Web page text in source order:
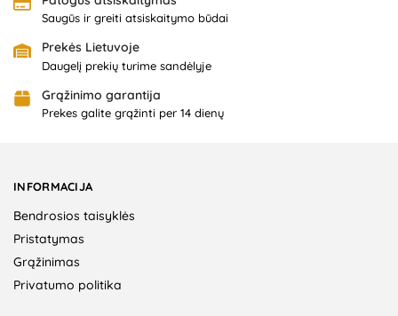
Saugūs ir greiti atsiskaitymo būdai
Prekės Lietuvoje
Daugelį prekių turime sandėlyje
Grąžinimo garantija
Prekes galite grąžinti per 14 dienų
INFORMACIJA
Bendrosios taisyklės
Pristatymas
Grąžinimas
Privatumo politika